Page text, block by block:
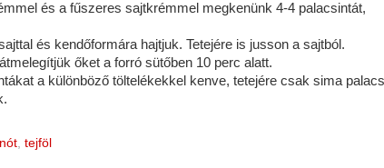
és a fűszeres sajtkrémmel megkenünk 4-4 palacsintát,
és kendőformára hajtjuk. Tetejére is jusson a sajtból.
őket a forró sütőben 10 perc alatt.
a különböző töltelékekkel kenve, tetejére csak sima
, tejföl